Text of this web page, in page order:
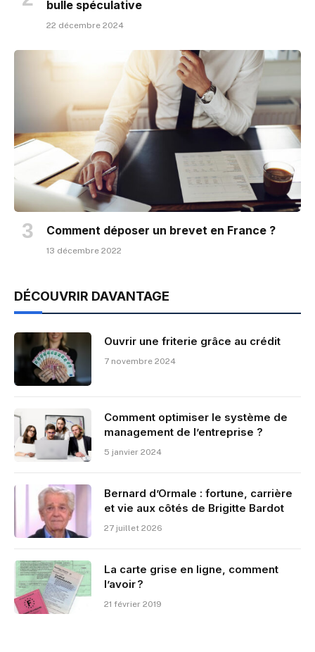
bulle spéculative
22 décembre 2024
Comment déposer un brevet en France ?
13 décembre 2022
DÉCOUVRIR DAVANTAGE
Ouvrir une friterie grâce au crédit
7 novembre 2024
Comment optimiser le système de
management de l’entreprise ?
5 janvier 2024
Bernard d’Ormale : fortune, carrière
et vie aux côtés de Brigitte Bardot
27 juillet 2026
La carte grise en ligne, comment
l’avoir ?
21 février 2019